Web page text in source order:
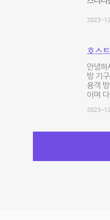
2023-
호스
안녕하
방 기
용객
이며
2023-